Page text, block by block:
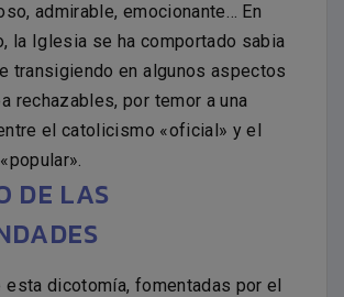
admirable, emocionante… En
la Iglesia se ha comportado sabia
transigiendo en algunos aspectos
rechazables, por temor a una
el catolicismo «oficial» y el
DE LAS
esta dicotomía, fomentadas por el